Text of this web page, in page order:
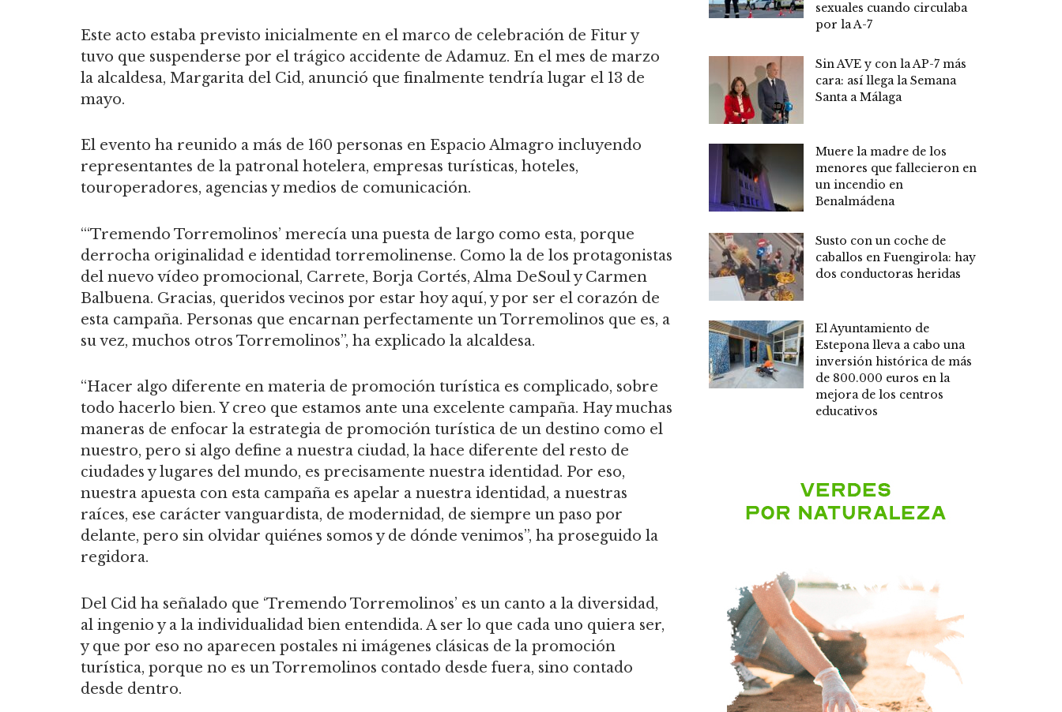
Este acto estaba previsto inicialmente en el marco de celebración de Fitur y
tuvo que suspenderse por el trágico accidente de Adamuz. En el mes de marzo
la alcaldesa, Margarita del Cid, anunció que finalmente tendría lugar el 13 de
mayo.
El evento ha reunido a más de 160 personas en Espacio Almagro incluyendo
representantes de la patronal hotelera, empresas turísticas, hoteles,
touroperadores, agencias y medios de comunicación.
“‘Tremendo Torremolinos’ merecía una puesta de largo como esta, porque
derrocha originalidad e identidad torremolinense. Como la de los protagonistas
del nuevo vídeo promocional, Carrete, Borja Cortés, Alma DeSoul y Carmen
Balbuena. Gracias, queridos vecinos por estar hoy aquí, y por ser el corazón de
esta campaña. Personas que encarnan perfectamente un Torremolinos que es, a
su vez, muchos otros Torremolinos”, ha explicado la alcaldesa.
“Hacer algo diferente en materia de promoción turística es complicado, sobre
todo hacerlo bien. Y creo que estamos ante una excelente campaña. Hay muchas
maneras de enfocar la estrategia de promoción turística de un destino como el
nuestro, pero si algo define a nuestra ciudad, la hace diferente del resto de
ciudades y lugares del mundo, es precisamente nuestra identidad. Por eso,
nuestra apuesta con esta campaña es apelar a nuestra identidad, a nuestras
raíces, ese carácter vanguardista, de modernidad, de siempre un paso por
delante, pero sin olvidar quiénes somos y de dónde venimos”, ha proseguido la
regidora.
Del Cid ha señalado que ‘Tremendo Torremolinos’ es un canto a la diversidad,
al ingenio y a la individualidad bien entendida. A ser lo que cada uno quiera ser,
y que por eso no aparecen postales ni imágenes clásicas de la promoción
turística, porque no es un Torremolinos contado desde fuera, sino contado
desde dentro.
sexuales cuando circulaba
por la A-7
Sin AVE y con la AP-7 más
cara: así llega la Semana
Santa a Málaga
Muere la madre de los
menores que fallecieron en
un incendio en
Benalmádena
Susto con un coche de
caballos en Fuengirola: hay
dos conductoras heridas
El Ayuntamiento de
Estepona lleva a cabo una
inversión histórica de más
de 800.000 euros en la
mejora de los centros
educativos